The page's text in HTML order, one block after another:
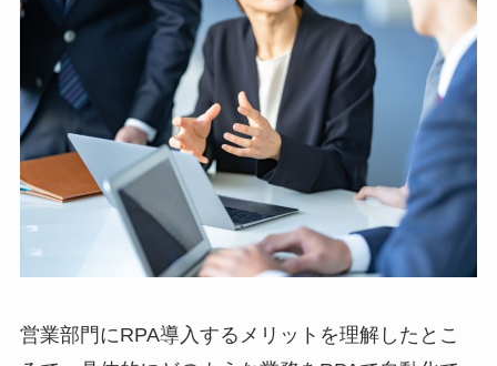
営業部門にRPA導入するメリットを理解したとこ